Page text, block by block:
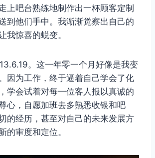
上吧台熟练地制作出一杯顾客定制
到他们手中。我渐渐觉察出自己的
我惊喜的蜕变。
。这一年零一个月好像是我变
因为工作，终于逼着自己学会了化
学会试着对每一位客人报以真诚的
心，自愿加班去多熟悉收银和吧
的经历，甚至对自己的未来发展方
的审度和定位。